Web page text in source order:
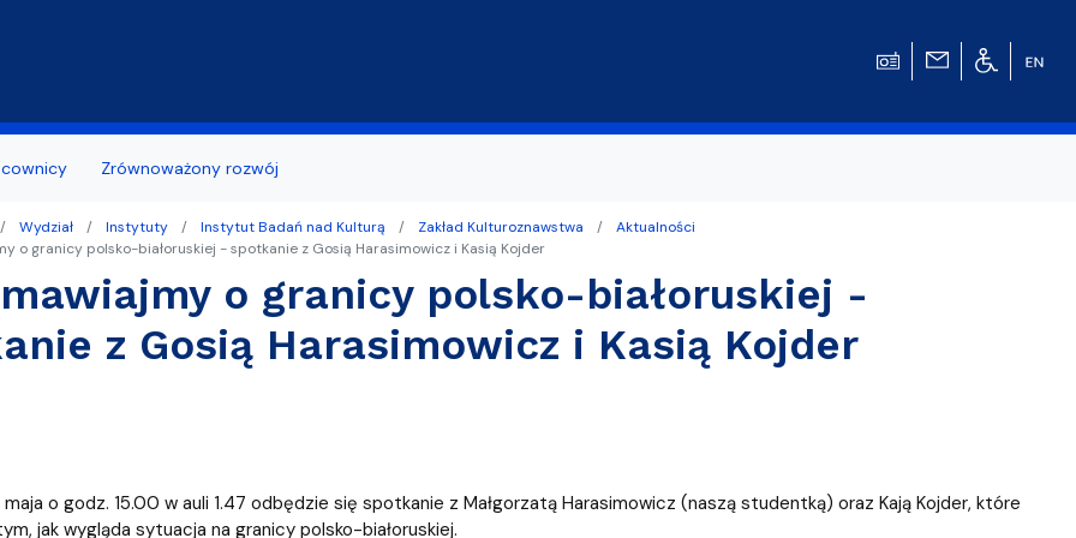
otoczeniemPolish for Foreigners
Wydziału Filologicznego
Studentów
I roku
Wzory wniosków
Terminy składania wniosków
Studenci niepełnosprawni
по отделениям Филологического
naukowe
naukowe
Zrównoważony rozwój
Wydział Instytuty Instytut Badań nad Kulturą Zakład Kulturoznawstwa
Aktualności
o granicy polsko-białoruskiej - spotkanie z Gosią Harasimowicz i Kasią Kojder
o granicy polsko-białoruskiej -
z Gosią Harasimowicz i Kasią Kojder
o godz. 15.00 w auli 1.47 odbędzie się spotkanie z Małgorzatą Harasimowicz (naszą studentką) oraz Kają Kojder, które
jak wygląda sytuacja na granicy polsko-białoruskiej.